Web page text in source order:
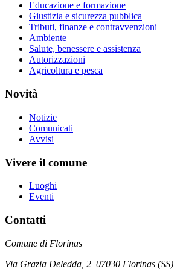
Educazione e formazione
Giustizia e sicurezza pubblica
Tributi, finanze e contravvenzioni
Ambiente
Salute, benessere e assistenza
Autorizzazioni
Agricoltura e pesca
Novità
Notizie
Comunicati
Avvisi
Vivere il comune
Luoghi
Eventi
Contatti
Comune di Florinas
Via Grazia Deledda, 2 07030 Florinas (SS)